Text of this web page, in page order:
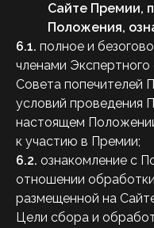
Сайте Премии,
Положения,
6.1. полное и
членами
Совета попечителей
условий проведения
настоящем
к участию в Премии;
6.2. ознакомление с
отношении
размещенной на
Цели сбора и